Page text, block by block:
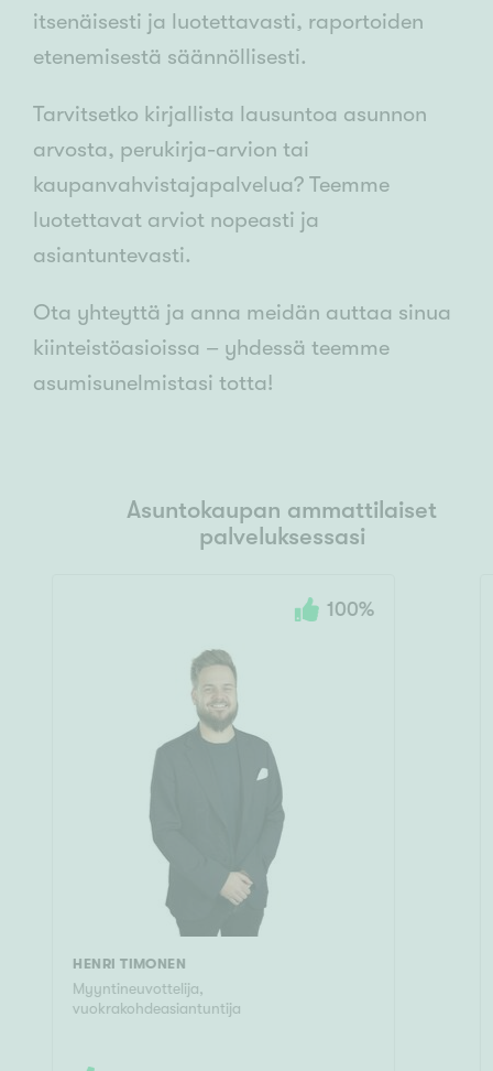
itsenäisesti ja luotettavasti, raportoiden
etenemisestä säännöllisesti.
Tarvitsetko kirjallista lausuntoa asunnon
arvosta, perukirja-arvion tai
kaupanvahvistajapalvelua? Teemme
luotettavat arviot nopeasti ja
asiantuntevasti.
Ota yhteyttä ja anna meidän auttaa sinua
kiinteistöasioissa – yhdessä teemme
asumisunelmistasi totta!
Asuntokaupan ammattilaiset
palveluksessasi
100%
HENRI TIMONEN
Myyntineuvottelija,
vuokrakohdeasiantuntija